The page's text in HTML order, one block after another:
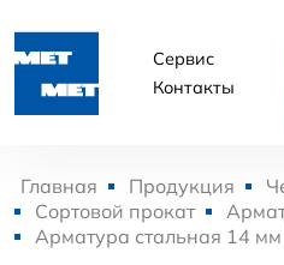
Сервис
Контакты
Главная Продукция
Сортовой прокат
Арматура стальная 14